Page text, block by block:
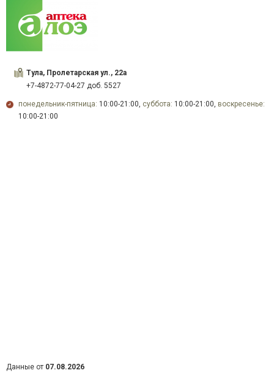
Тула, Пролетарская ул., 22а
+7-4872-77-04-27 доб. 5527
понедельник-пятница: 10:00-21:00, суббота: 10:00-21:00, воскресенье:
10:00-21:00
Данные от 07.08.2026